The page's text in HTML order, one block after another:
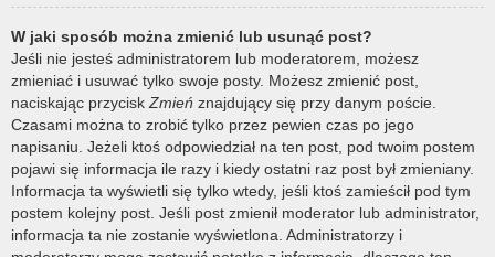
W jaki sposób można zmienić lub usunąć post?
Jeśli nie jesteś administratorem lub moderatorem, możesz
zmieniać i usuwać tylko swoje posty. Możesz zmienić post,
naciskając przycisk Zmień znajdujący się przy danym poście.
Czasami można to zrobić tylko przez pewien czas po jego
napisaniu. Jeżeli ktoś odpowiedział na ten post, pod twoim postem
pojawi się informacja ile razy i kiedy ostatni raz post był zmieniany.
Informacja ta wyświetli się tylko wtedy, jeśli ktoś zamieścił pod tym
postem kolejny post. Jeśli post zmienił moderator lub administrator,
informacja ta nie zostanie wyświetlona. Administratorzy i